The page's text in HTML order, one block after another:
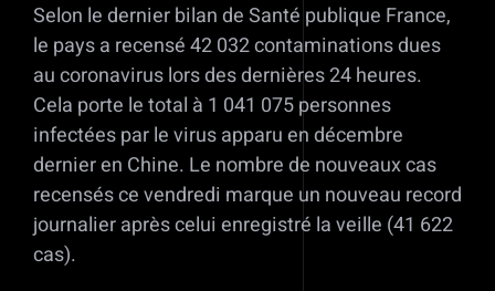
Selon le dernier bilan de Santé publique France,
le pays a recensé 42 032 contaminations dues
au coronavirus lors des dernières 24 heures.
Cela porte le total à 1 041 075 personnes
infectées par le virus apparu en décembre
dernier en Chine. Le nombre de nouveaux cas
recensés ce vendredi marque un nouveau record
journalier après celui enregistré la veille (41 622
cas).